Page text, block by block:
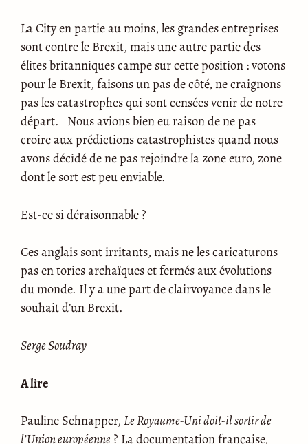
La City en partie au moins, les grandes entreprises
sont contre le Brexit, mais une autre partie des
élites britanniques campe sur cette position : votons
pour le Brexit, faisons un pas de côté, ne craignons
pas les catastrophes qui sont censées venir de notre
départ. Nous avions bien eu raison de ne pas
croire aux prédictions catastrophistes quand nous
avons décidé de ne pas rejoindre la zone euro, zone
dont le sort est peu enviable.
Est-ce si déraisonnable ?
Ces anglais sont irritants, mais ne les caricaturons
pas en tories archaïques et fermés aux évolutions
du monde. Il y a une part de clairvoyance dans le
souhait d’un Brexit.
Serge Soudray
A lire
Pauline Schnapper, Le Royaume-Uni doit-il sortir de
l’Union européenne ? La documentation française,